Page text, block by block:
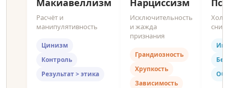
Макиавеллизм
Расчёт и
манипулятивность
Цинизм
Контроль
Результат > этика
Нарциссизм
Исключительность
и жажда
признания
Грандиозность
Хрупкость
Зависимость